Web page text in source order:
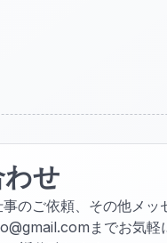
せ
のご依頼、その他メッ
までお気軽